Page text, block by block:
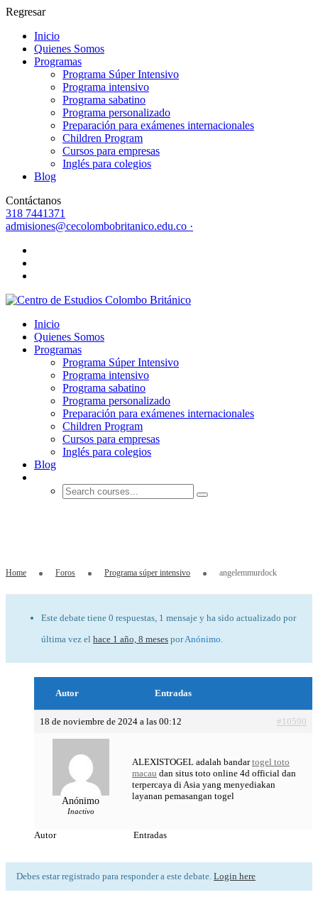
Regresar
Inicio
Quienes Somos
Programas
Programa Súper Intensivo
Programa intensivo
Programa sabatino
Programa personalizado
Preparación para exámenes internacionales
Children Program
Cursos para empresas
Inglés para colegios
Blog
Contáctanos
318 7441371
admisiones@cecolombobritanico.edu.co ·
Inicio
Quienes Somos
Programas
Programa Súper Intensivo
Programa intensivo
Programa sabatino
Programa personalizado
Preparación para exámenes internacionales
Children Program
Cursos para empresas
Inglés para colegios
Blog
Home Foros Programa súper intensivo angelemmurdock
Este debate tiene 0 respuestas, 1 mensaje y ha sido actualizado por
última vez el hace 1 año, 8 meses porAnónimo
Autor Entradas
18 de noviembre de 2024 a las 00:12 #10590
Anónimo
Inactivo
ALEXISTOGEL adalah bandartogel toto
macau dan situs toto online 4d official dan
terpercaya di Asia yang menyediakan
layanan pemasangan togel
Autor Entradas
Debes estar registrado para responder a este debate. Login here